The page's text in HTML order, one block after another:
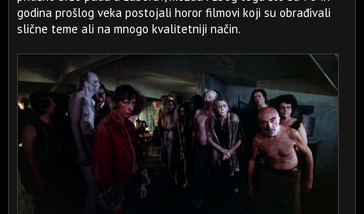
godina prošlog veka postojali horor filmovi koji su obrađivali
slične teme ali na mnogo kvalitetniji način.